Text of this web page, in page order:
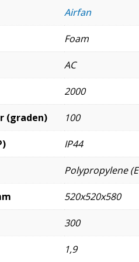
Airfan
Foam
AC
2000
(graden) 100
IP44
Polypropylene
520x520x580
300
1,9